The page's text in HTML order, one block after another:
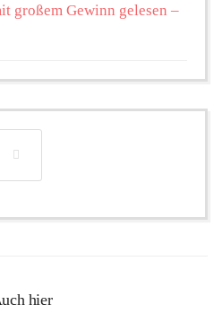
großem Gewinn gelesen –
hier